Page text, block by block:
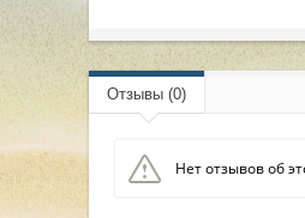
Отзывы (0)
Нет отзывов об